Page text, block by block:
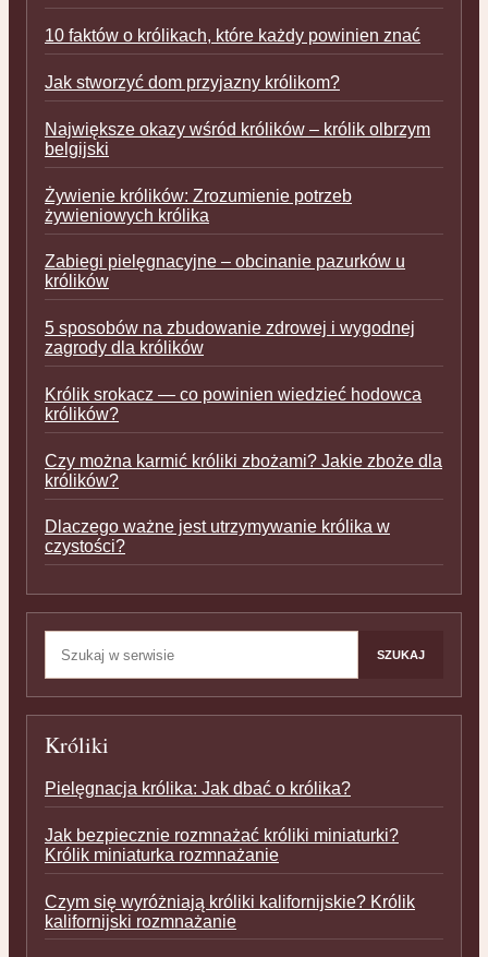
10 faktów o królikach, które każdy powinien znać
Jak stworzyć dom przyjazny królikom?
Największe okazy wśród królików – królik olbrzym
belgijski
Żywienie królików: Zrozumienie potrzeb
żywieniowych królika
Zabiegi pielęgnacyjne – obcinanie pazurków u
królików
5 sposobów na zbudowanie zdrowej i wygodnej
zagrody dla królików
Królik srokacz — co powinien wiedzieć hodowca
królików?
Czy można karmić króliki zbożami? Jakie zboże dla
królików?
Dlaczego ważne jest utrzymywanie królika w
czystości?
Szukaj:
SZUKAJ
Króliki
Pielęgnacja królika: Jak dbać o królika?
Jak bezpiecznie rozmnażać króliki miniaturki?
Królik miniaturka rozmnażanie
Czym się wyróżniają króliki kalifornijskie? Królik
kalifornijski rozmnażanie